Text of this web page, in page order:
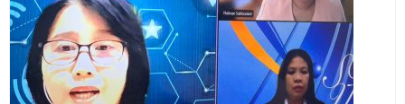
- บุคลากร
- - สำนักงานคณะวิทยาศาสตร์และเทคโนโลยี
- - บุคลากรวิชาการ